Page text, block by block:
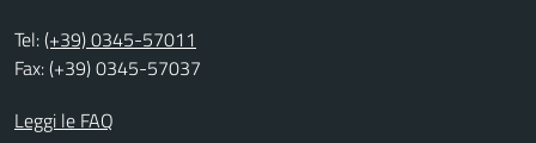
Tel:(+39) 0345-57011
Fax: (+39) 0345-57037
Leggi le FAQ